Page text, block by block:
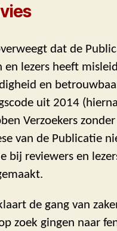
dat de
en lezers heeft
en
uit 2014
Verzoekers
van de Publicatie
bij reviewers en
de gang van
zoek gingen naar